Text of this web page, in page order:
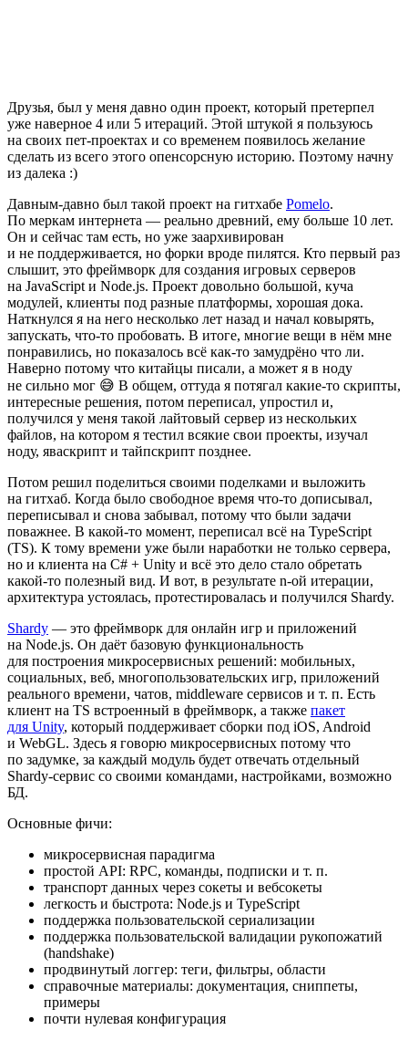
Друзья, был у меня давно один проект, который претерпел
уже наверное 4 или 5 итераций. Этой штукой я пользуюсь
на своих пет-проектах и со временем появилось желание
сделать из всего этого опенсорсную историю. Поэтому начну
из далека :)
Давным-давно был такой проект на гитхабе Pomelo.
По меркам интернета — реально древний, ему больше 10 лет.
Он и сейчас там есть, но уже заархивирован
и не поддерживается, но форки вроде пилятся. Кто первый раз
слышит, это фреймворк для создания игровых серверов
на JavaScript и Node.js. Проект довольно большой, куча
модулей, клиенты под разные платформы, хорошая дока.
Наткнулся я на него несколько лет назад и начал ковырять,
запускать, что-то пробовать. В итоге, многие вещи в нём мне
понравились, но показалось всё как-то замудрёно что ли.
Наверно потому что китайцы писали, а может я в ноду
не сильно мог 😅 В общем, оттуда я потягал какие-то скрипты,
интересные решения, потом переписал, упростил и,
получился у меня такой лайтовый сервер из нескольких
файлов, на котором я тестил всякие свои проекты, изучал
ноду, яваскрипт и тайпскрипт позднее.
Потом решил поделиться своими поделками и выложить
на гитхаб. Когда было свободное время что-то дописывал,
переписывал и снова забывал, потому что были задачи
поважнее. В какой-то момент, переписал всё на TypeScript
(TS). К тому времени уже были наработки не только сервера,
но и клиента на C# + Unity и всё это дело стало обретать
какой-то полезный вид. И вот, в результате n-ой итерации,
архитектура устоялась, протестировалась и получился Shardy.
Shardy — это фреймворк для онлайн игр и приложений
на Node.js. Он даёт базовую функциональность
для построения микросервисных решений: мобильных,
социальных, веб, многопользовательских игр, приложений
реального времени, чатов, middleware сервисов и т. п. Есть
клиент на TS встроенный в фреймворк, а также пакет
для Unity, который поддерживает сборки под iOS, Android
и WebGL. Здесь я говорю микросервисных потому что
по задумке, за каждый модуль будет отвечать отдельный
Shardy-сервис со своими командами, настройками, возможно
БД.
Основные фичи:
микросервисная парадигма
простой API: RPC, команды, подписки и т. п.
транспорт данных через сокеты и вебсокеты
легкость и быстрота: Node.js и TypeScript
поддержка пользовательской сериализации
поддержка пользовательской валидации рукопожатий
(handshake)
продвинутый логгер: теги, фильтры, области
справочные материалы: документация, сниппеты,
примеры
почти нулевая конфигурация